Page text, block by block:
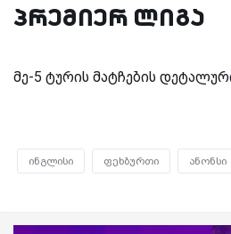
პრემიერ ლიგა
მე-5 ტურის მატჩების
ინგლისი ფეხბურთი ანონსი